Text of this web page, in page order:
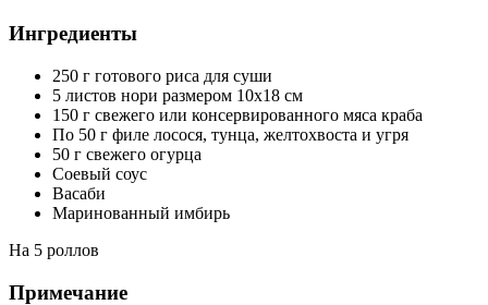
Ингредиенты
250 г готового риса для суши
5 листов нори размером 10x18 см
150 г свежего или консервированного мяса краба
По 50 г филе лосося, тунца, желтохвоста и угря
50 г свежего огурца
Соевый соус
Васаби
Маринованный имбирь
На 5 роллов
Примечание